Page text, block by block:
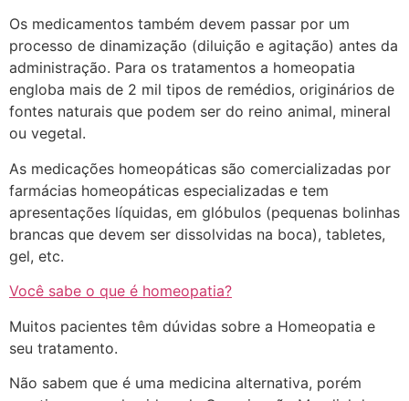
Os medicamentos também devem passar por um
processo de dinamização (diluição e agitação) antes da
administração. Para os tratamentos a homeopatia
engloba mais de 2 mil tipos de remédios, originários de
fontes naturais que podem ser do reino animal, mineral
ou vegetal.
As medicações homeopáticas são comercializadas por
farmácias homeopáticas especializadas e tem
apresentações líquidas, em glóbulos (pequenas bolinhas
brancas que devem ser dissolvidas na boca), tabletes,
gel, etc.
Você sabe o que é homeopatia?
Muitos pacientes têm dúvidas sobre a Homeopatia e
seu tratamento.
Não sabem que é uma medicina alternativa, porém